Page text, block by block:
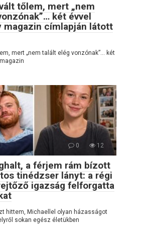
tőlem, mert „nem
két évvel
magazin címlapján látott
mert „nem talált elég vonzónak”… két
0 12
a férjem rám bízott
tinédzser lányt: a régi
igazság felforgatta
hittem, Michaellel olyan házasságot
sokan egész életükben